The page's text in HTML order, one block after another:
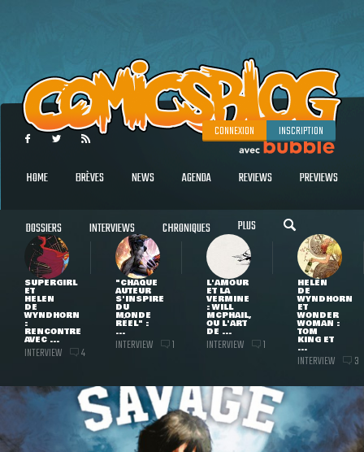
CONNEXION INSCRIPTION
HOME BRÈVES NEWS AGENDA REVIEWS PREVIEWS
DOSSIERS INTERVIEWS CHRONIQUES PLUS
SUPERGIRL
ET
HELEN
DE
WYNDHORN
:
RENCONTRE
AVEC ...
INTERVIEW 4
"CHAQUE
AUTEUR
S'INSPIRE
DU
MONDE
RÉEL" :
...
INTERVIEW 1
L'AMOUR
ET LA
VERMINE
: WILL
MCPHAIL,
OU L'ART
DE ...
INTERVIEW 1
HELEN
DE
WYNDHORN
ET
WONDER
WOMAN :
TOM
KING ET
...
INTERVIEW 3